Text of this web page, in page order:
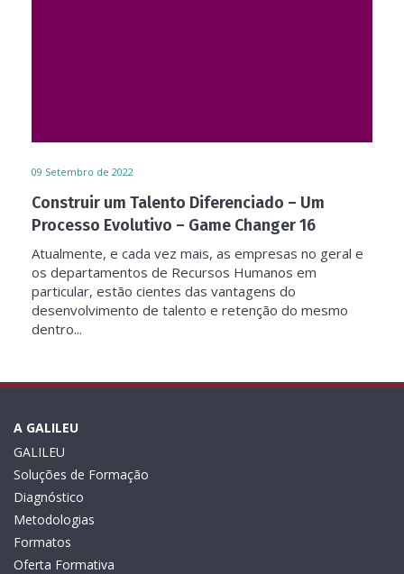
09 Setembro de 2022
Construir um Talento Diferenciado – Um
Processo Evolutivo – Game Changer 16
Atualmente, e cada vez mais, as empresas no geral e
os departamentos de Recursos Humanos em
particular, estão cientes das vantagens do
desenvolvimento de talento e retenção do mesmo
dentro...
A GALILEU
GALILEU
Soluções de Formação
Diagnóstico
Metodologias
Formatos
Oferta Formativa